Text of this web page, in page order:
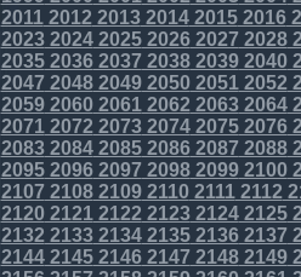
20112012 2013201420152016
20232024202520262027 2028
203520362037 203820392040
2047 20482049205020512052
2059206020612062 20632064
20712072 2073207420752076
20832084208520862087 2088
209520962097 209820992100
2107 21082109211021112112
212021212122 212321242125
2132 21332134213521362137
2144214521462147 21482149